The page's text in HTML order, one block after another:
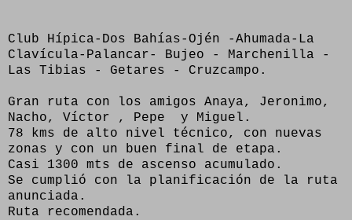
Club Hípica-Dos Bahías-Ojén -Ahumada-La
Clavícula-Palancar- Bujeo - Marchenilla -
Las Tibias - Getares - Cruzcampo.
Gran ruta con los amigos Anaya, Jeronimo,
Nacho, Víctor , Pepe y Miguel.
78 kms de alto nivel técnico, con nuevas
zonas y con un buen final de etapa.
Casi 1300 mts de ascenso acumulado.
Se cumplió con la planificación de la ruta
anunciada.
Ruta recomendada.